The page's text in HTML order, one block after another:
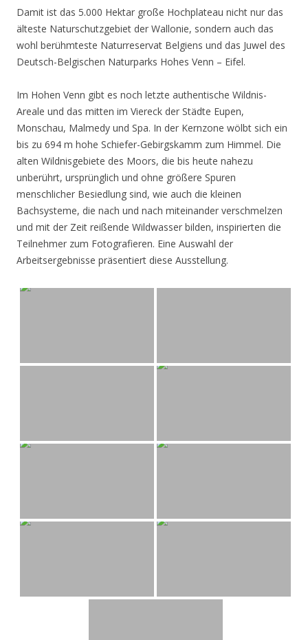
Damit ist das 5.000 Hektar große Hochplateau nicht nur das
älteste Naturschutzgebiet der Wallonie, sondern auch das
wohl berühmteste Naturreservat Belgiens und das Juwel des
Deutsch-Belgischen Naturparks Hohes Venn – Eifel.
Im Hohen Venn gibt es noch letzte authentische Wildnis-
Areale und das mitten im Viereck der Städte Eupen,
Monschau, Malmedy und Spa. In der Kernzone wölbt sich ein
bis zu 694 m hohe Schiefer-Gebirgskamm zum Himmel. Die
alten Wildnisgebiete des Moors, die bis heute nahezu
unberührt, ursprünglich und ohne größere Spuren
menschlicher Besiedlung sind, wie auch die kleinen
Bachsysteme, die nach und nach miteinander verschmelzen
und mit der Zeit reißende Wildwasser bilden, inspirierten die
Teilnehmer zum Fotografieren. Eine Auswahl der
Arbeitsergebnisse präsentiert diese Ausstellung.